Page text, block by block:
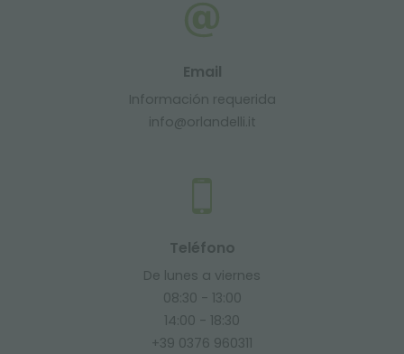
Email
Información requerida
info@orlandelli.it
Teléfono
De lunes a viernes
08:30 - 13:00
14:00 - 18:30
+39 0376 960311